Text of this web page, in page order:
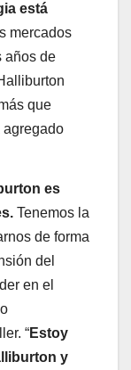
está
mercados
años de
que
agregado
es
Tenemos la
de forma
del
en el
“Estoy
y